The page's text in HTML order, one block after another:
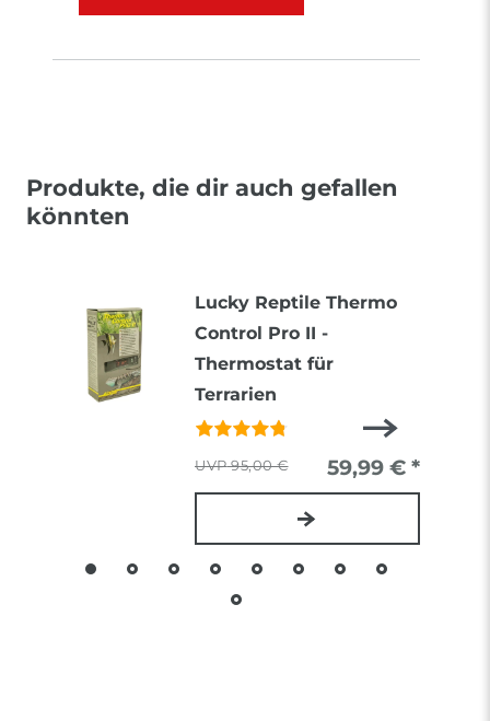
Produkte, die dir auch gefallen
könnten
Lucky Reptile Thermo
Control Pro II -
Thermostat für
Terrarien
95,00 € 59,99 € *